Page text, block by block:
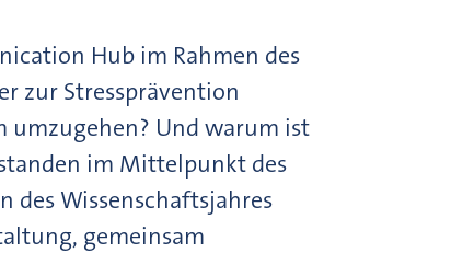
Hub im Rahmen des
zur Stressprävention
umzugehen? Und warum ist
im Mittelpunkt des
des Wissenschaftsjahres
gemeinsam